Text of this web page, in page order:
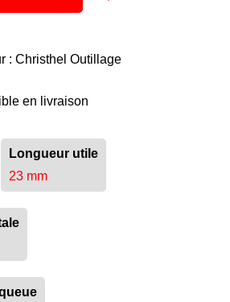
: Christhel Outillage
en livraison
Longueur utile
23 mm